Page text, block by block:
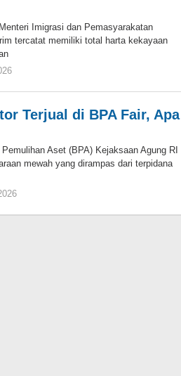
Imigrasi dan Pemasyarakatan
tercatat memiliki total harta kekayaan
Terjual di BPA Fair, Apa
Aset (BPA) Kejaksaan Agung RI
mewah yang dirampas dari terpidana